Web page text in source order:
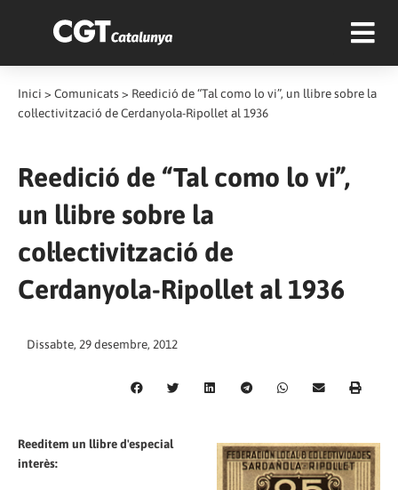
Inici > Comunicats > Reedició de “Tal como lo vi”, un llibre sobre la
col·lectivització de Cerdanyola-Ripollet al 1936
Reedició de “Tal como lo vi”,
un llibre sobre la
col·lectivització de
Cerdanyola-Ripollet al 1936
Dissabte, 29 desembre, 2012
Reeditem un llibre d'especial
interès: